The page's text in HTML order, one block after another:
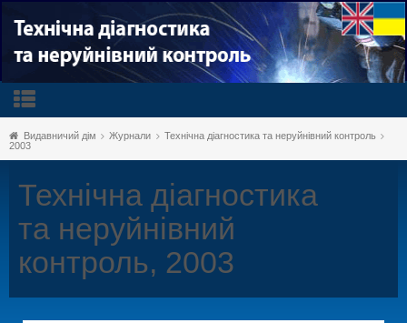
Видавничий дім Журнали
Технічна діагностика та неруйнівний контроль
2003
Технічна діагностика
та неруйнівний
контроль, 2003